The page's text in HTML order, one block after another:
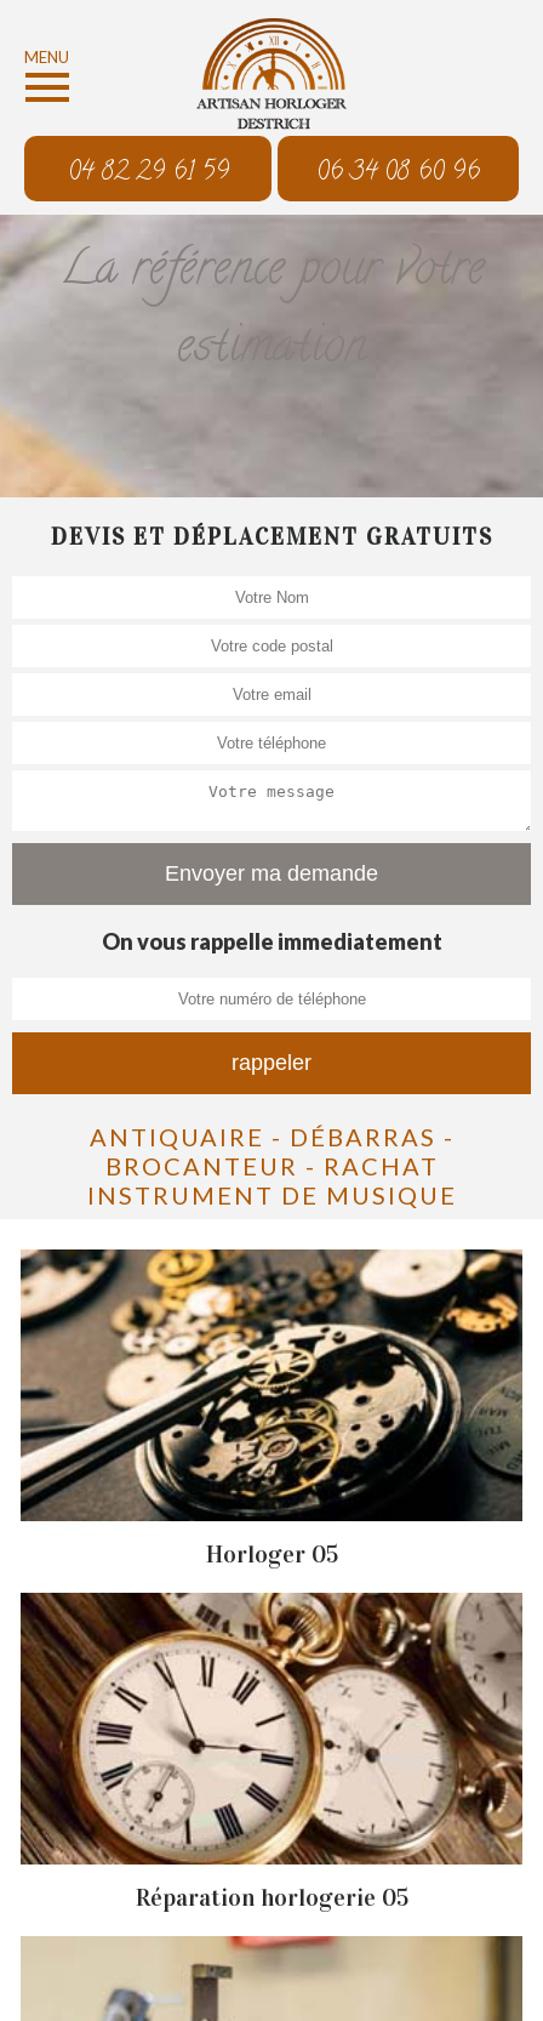
MENU
04 82 29 61 59 06 34 08 60 96
La référence pour votre
estimation
DEVIS ET DÉPLACEMENT GRATUITS
On vous rappelle immediatement
ANTIQUAIRE - DÉBARRAS -
BROCANTEUR - RACHAT
INSTRUMENT DE MUSIQUE
Horloger 05
Réparation horlogerie 05